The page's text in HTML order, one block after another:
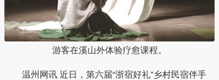
游客在溪山外体验疗愈课程。
温州网讯 近日，第六届“浙宿好礼”乡村民宿伴手